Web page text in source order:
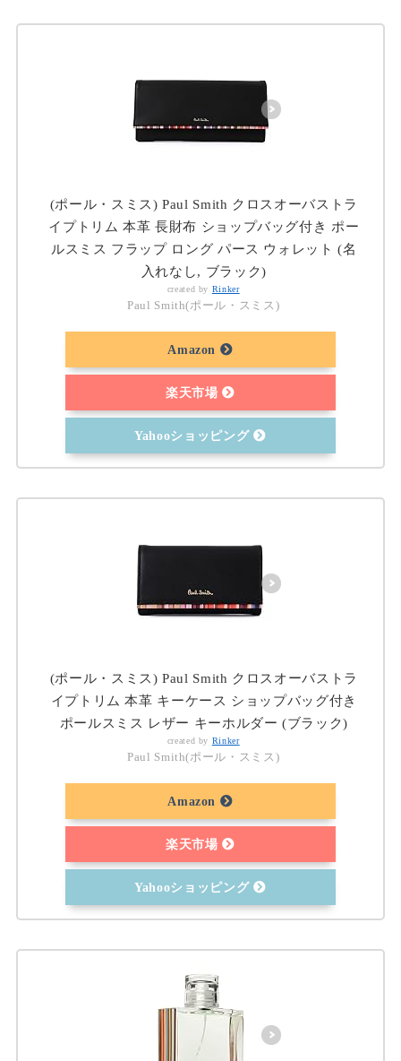
(ポール・スミス) Paul Smith クロスオーバストラ
イプトリム 本革 長財布 ショップバッグ付き ポー
ルスミス フラップ ロング パース ウォレット (名
入れなし, ブラック)
created by Rinker
Paul Smith(ポール・スミス)
Amazon
楽天市場
Yahooショッピング
(ポール・スミス) Paul Smith クロスオーバストラ
イプトリム 本革 キーケース ショップバッグ付き
ポールスミス レザー キーホルダー (ブラック)
created by Rinker
Paul Smith(ポール・スミス)
Amazon
楽天市場
Yahooショッピング